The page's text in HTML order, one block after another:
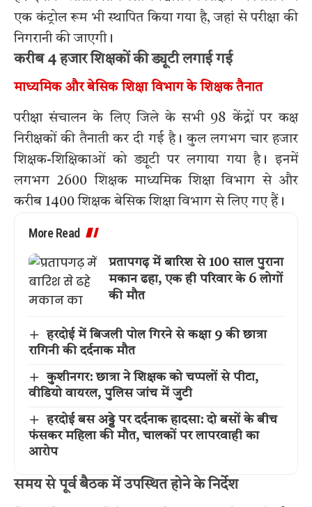
एक कंट्रोल रूम भी स्थापित किया गया है, जहां से परीक्षा की
निगरानी की जाएगी।
करीब 4 हजार शिक्षकों की ड्यूटी लगाई गई
माध्यमिक और बेसिक शिक्षा विभाग के शिक्षक तैनात
परीक्षा संचालन के लिए जिले के सभी 98 केंद्रों पर कक्ष
निरीक्षकों की तैनाती कर दी गई है। कुल लगभग चार हजार
शिक्षक-शिक्षिकाओं को ड्यूटी पर लगाया गया है। इनमें
लगभग 2600 शिक्षक माध्यमिक शिक्षा विभाग से और
करीब 1400 शिक्षक बेसिक शिक्षा विभाग से लिए गए हैं।
More Read
प्रतापगढ़ में बारिश से 100 साल पुराना
मकान ढहा, एक ही परिवार के 6 लोगों
की मौत
हरदोई में बिजली पोल गिरने से कक्षा 9 की छात्रा
रागिनी की दर्दनाक मौत
कुशीनगर: छात्रा ने शिक्षक को चप्पलों से पीटा,
वीडियो वायरल, पुलिस जांच में जुटी
हरदोई बस अड्डे पर दर्दनाक हादसा: दो बसों के बीच
फंसकर महिला की मौत, चालकों पर लापरवाही का
आरोप
समय से पूर्व बैठक में उपस्थित होने के निर्देश